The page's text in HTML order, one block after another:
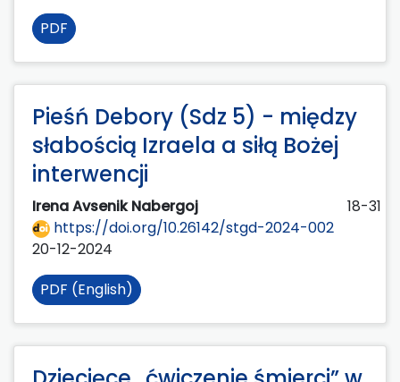
PDF
Pieśń Debory (Sdz 5) - między
słabością Izraela a siłą Bożej
interwencji
Irena Avsenik Nabergoj
18-31
https://doi.org/10.26142/stgd-2024-002
20-12-2024
PDF (English)